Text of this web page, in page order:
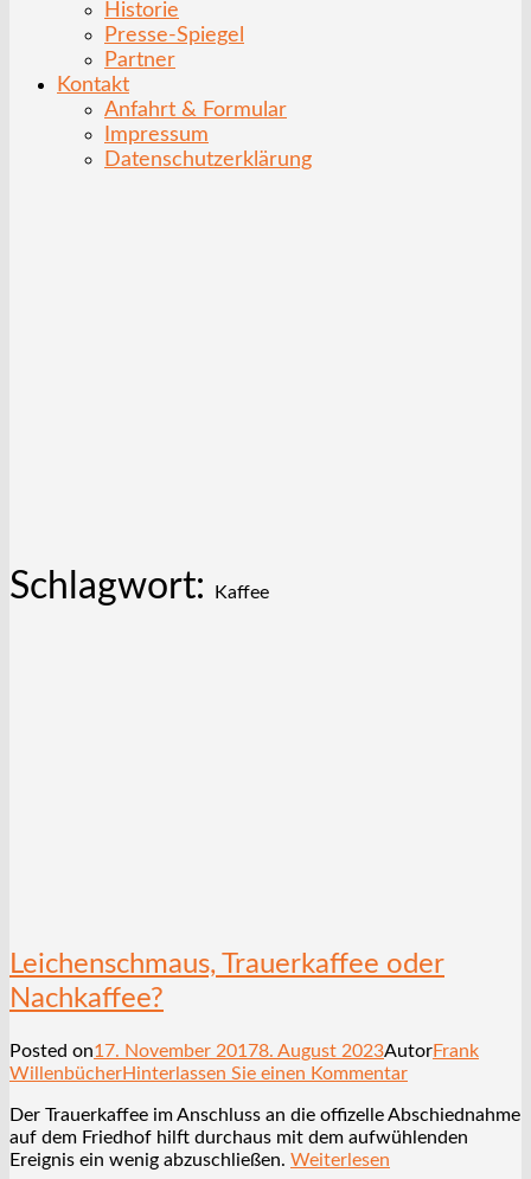
Historie
Presse-Spiegel
Partner
Kontakt
Anfahrt & Formular
Impressum
Datenschutzerklärung
Schlagwort: Kaffee
Leichenschmaus, Trauerkaffee oder
Nachkaffee?
Posted on17. November 20178. August 2023AutorFrank
WillenbücherHinterlassen Sie einen Kommentar
Der Trauerkaffee im Anschluss an die offizelle Abschiednahme
auf dem Friedhof hilft durchaus mit dem aufwühlenden
Ereignis ein wenig abzuschließen. Weiterlesen